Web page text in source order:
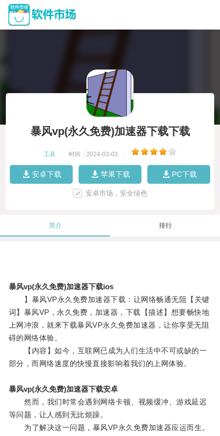
暴风vp(永久免费)加速器下载下载
工具 时间：2024-03-03
安卓下载 苹果下载 PC下载
安卓市场，安全绿色
简介 排行
暴风vp(永久免费)加速器下载ios
】暴风VP永久免费加速器下载：让网络畅通无阻【关键
词】暴风VP，永久免费，加速器，下载【描述】想要畅快地
上网冲浪，就来下载暴风VP永久免费加速器，让你享受无阻
碍的网络体验。
【内容】如今，互联网已成为人们生活中不可或缺的一
部分，而网络速度的快慢直接影响着我们的上网体验。
暴风vp(永久免费)加速器下载安卓
然而，我们时常会遇到网络卡顿、视频缓冲、游戏延迟
等问题，让人感到无比烦躁。
为了解决这一问题，暴风VP永久免费加速器应运而生。